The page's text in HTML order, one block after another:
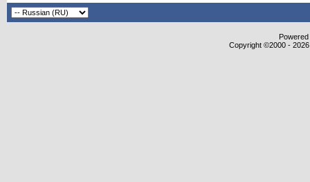
Copyright ©2000 -